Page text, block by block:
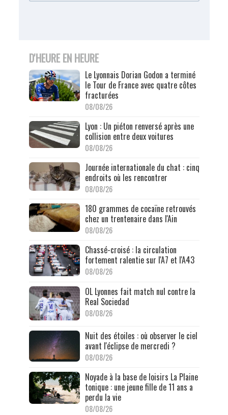
D'HEURE EN HEURE
Le Lyonnais Dorian Godon a terminé
le Tour de France avec quatre côtes
fracturées
08/08/26
Lyon : Un piéton renversé après une
collision entre deux voitures
08/08/26
Journée internationale du chat : cinq
endroits où les rencontrer
08/08/26
180 grammes de cocaïne retrouvés
chez un trentenaire dans l'Ain
08/08/26
Chassé-croisé : la circulation
fortement ralentie sur l'A7 et l'A43
08/08/26
OL Lyonnes fait match nul contre la
Real Sociedad
08/08/26
Nuit des étoiles : où observer le ciel
avant l'éclipse de mercredi ?
08/08/26
Noyade à la base de loisirs La Plaine
tonique : une jeune fille de 11 ans a
perdu la vie
08/08/26